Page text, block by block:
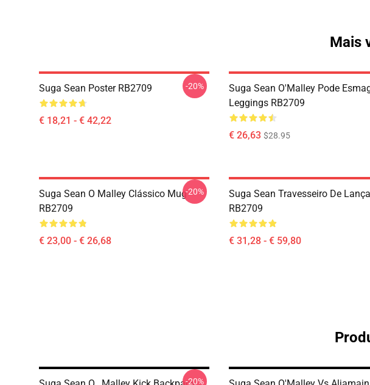
Mais
Suga Sean Poster RB2709
€ 18,21 - € 42,22
-20%
Suga Sean O'Malley Pode
Leggings RB2709
€ 26,63 $28.95
Suga Sean O Malley Clássico Mug
RB2709
€ 23,00 - € 26,68
-20%
Suga Sean Travesseiro De Lança
RB2709
€ 31,28 - € 59,80
-20%